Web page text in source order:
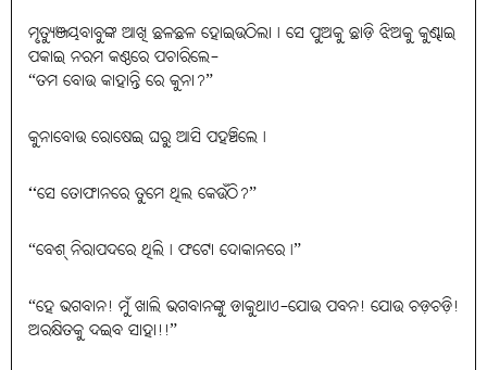
ମୃତ୍ୟୁଞ୍ଜୟବାବୁଙ୍କ ଆଖି ଛଳଛଳ ହୋଇଉଠିଲା। ସେ ପୁଅକୁ ଛାଡ଼ି ଝିଅକୁ କୁଣ୍ଢାଇ
ପକାଇ ନରମ କଣ୍ଠରେ ପଚାରିଲେ-
“ତମ ବୋଉ କାହାନ୍ତି ରେ କୁନା?”
କୁନାବୋଉ ରୋଷେଇ ଘରୁ ଆସି ପହଞ୍ଚିଲେ।
‘‘ସେ ତୋଫାନରେ ତୁମେ ଥିଲ କେଉଁଠି?”
“ବେଶ୍ ନିରାପଦରେ ଥିଲି। ଫଟୋ ଦୋକାନରେ।”
“ହେ ଭଗବାନ! ମୁଁ ଖାଲି ଭଗବାନଙ୍କୁ ଡାକୁଥାଏ-ଯୋଉ ପବନ! ଯୋଉ ଚଡ଼ଚଡ଼ି!
ଅରକ୍ଷିତକୁ ଦଇବ ସାହା!!”